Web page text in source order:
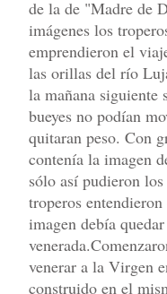
de la de "Madre de
imágenes los
emprendieron el
las orillas del río
la mañana siguiente
bueyes no podían
quitaran peso. Con
contenía la imagen
sólo así pudieron
troperos
imagen debía
venerar a la Virgen
construido en el